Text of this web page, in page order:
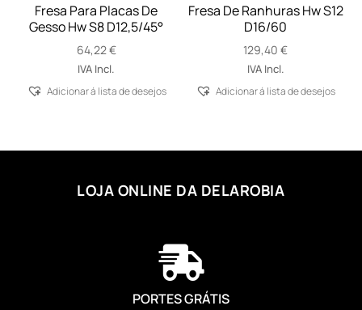
Fresa Para Placas De
Gesso Hw S8 D12,5/45°
64,22€
IVA Incl.
Adicionar á lista de desejos
Fresa De Ranhuras Hw S12
D16/60
129,40€
IVA Incl.
Adicionar á lista de desejos
LOJA ONLINE DA DELAROBIA

PORTES GRÁTIS